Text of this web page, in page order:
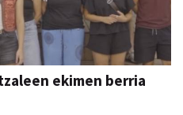
ekimen berria